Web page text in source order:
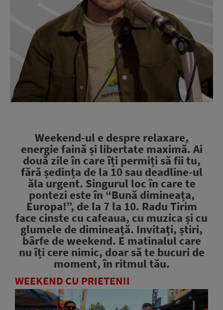
Weekend-ul e despre relaxare,
energie faină și libertate maximă. Ai
două zile în care îți permiți să fii tu,
fără ședința de la 10 sau deadline-ul
ăla urgent. Singurul loc în care te
pontezi este în “Bună dimineața,
Europa!”, de la 7 la 10. Radu Tirim
face cinste cu cafeaua, cu muzica și cu
glumele de dimineață. Invitați, știri,
bârfe de weekend. E matinalul care
nu îți cere nimic, doar să te bucuri de
moment, în ritmul tău.
WEEKEND CU PRIETENII